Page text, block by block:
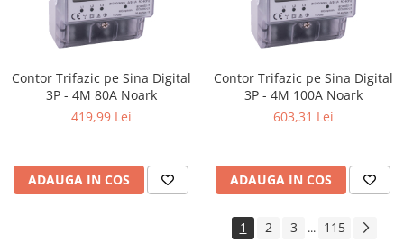
Contor Trifazic pe Sina Digital
3P - 4M 80A Noark
419,99 Lei
ADAUGA IN COS
Contor Trifazic pe Sina Digital
3P - 4M 100A Noark
603,31 Lei
ADAUGA IN COS
1 2 3 ... 115